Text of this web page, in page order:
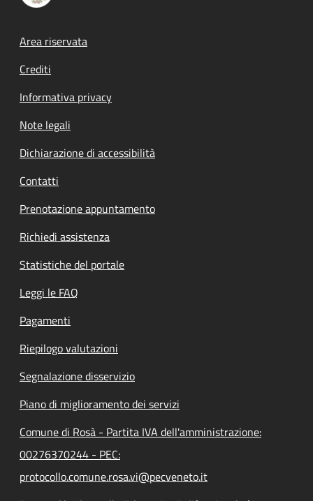
Footer menu
Area riservata
Crediti
Informativa privacy
Note legali
Dichiarazione di accessibilità
Contatti
Prenotazione appuntamento
Richiedi assistenza
Statistiche del portale
Leggi le FAQ
Pagamenti
Riepilogo valutazioni
Segnalazione disservizio
Piano di miglioramento dei servizi
Comune di Rosà - Partita IVA dell'amministrazione:
00276370244 - PEC:
protocollo.comune.rosa.vi@pecveneto.it